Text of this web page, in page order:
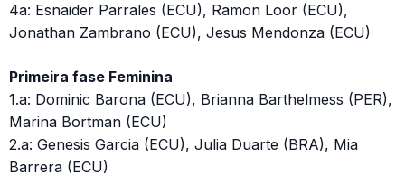
4a: Esnaider Parrales (ECU), Ramon Loor (ECU),
Jonathan Zambrano (ECU), Jesus Mendonza (ECU)
Primeira fase Feminina
1.a: Dominic Barona (ECU), Brianna Barthelmess (PER),
Marina Bortman (ECU)
2.a: Genesis Garcia (ECU), Julia Duarte (BRA), Mia
Barrera (ECU)